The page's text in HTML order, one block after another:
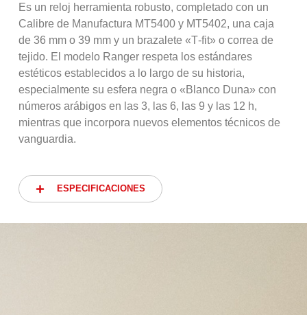
Es un reloj herramienta robusto, completado con un
Calibre de Manufactura MT5400 y MT5402, una caja
de 36 mm o 39 mm y un brazalete «T‑fit» o correa de
tejido. El modelo Ranger respeta los estándares
estéticos establecidos a lo largo de su historia,
especialmente su esfera negra o «Blanco Duna» con
números arábigos en las 3, las 6, las 9 y las 12 h,
mientras que incorpora nuevos elementos técnicos de
vanguardia.
ESPECIFICACIONES